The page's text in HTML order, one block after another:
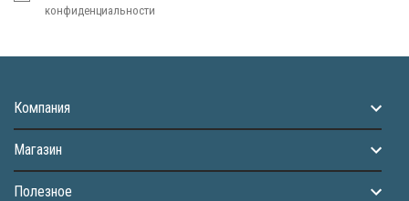
конфиденциальности
Компания
Магазин
Полезное